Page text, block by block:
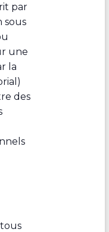
par
sous
une
la
des